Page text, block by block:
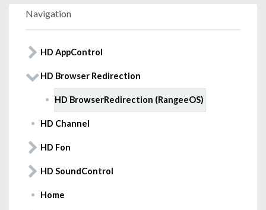
Navigation
HD AppControl
HD Browser Redirection
HD BrowserRedirection (RangeeOS)
HD Channel
HD Fon
HD SoundControl
Home